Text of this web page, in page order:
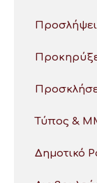
Τύπος &
Δημοτικό